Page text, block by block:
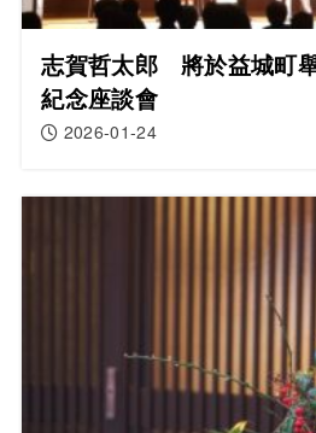
志賀哲太郎 將於益城町
紀念座談會
2026-01-24